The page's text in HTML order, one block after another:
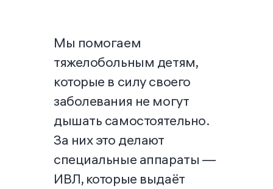
Мы помогаем
тяжелобольным детям,
которые в силу своего
заболевания не могут
дышать самостоятельно.
За них это делают
специальные аппараты —
ИВЛ, которые выдаёт